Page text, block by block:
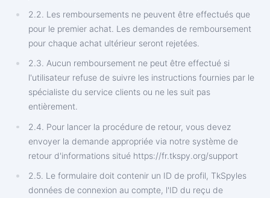
2.2. Les remboursements ne peuvent être effectués que
pour le premier achat. Les demandes de remboursement
pour chaque achat ultérieur seront rejetées.
2.3. Aucun remboursement ne peut être effectué si
l'utilisateur refuse de suivre les instructions fournies par le
spécialiste du service clients ou ne les suit pas
entièrement.
2.4. Pour lancer la procédure de retour, vous devez
envoyer la demande appropriée via notre système de
retour d'informations situé https://fr.tkspy.org/support
2.5. Le formulaire doit contenir un ID de profil, TkSpyles
données de connexion au compte, l'ID du reçu de